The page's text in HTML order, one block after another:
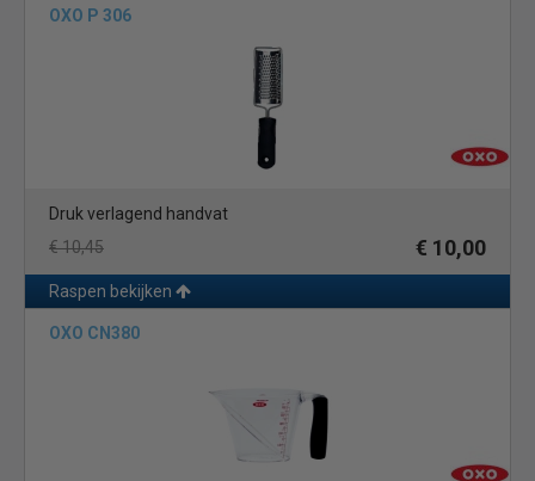
OXO P 306
Druk verlagend handvat
€ 10,45
€ 10,00
Raspen bekijken
OXO CN380